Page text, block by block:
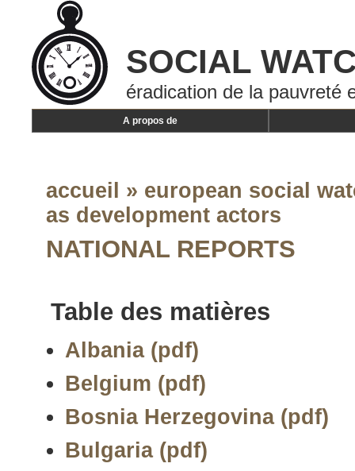
SOCIAL
éradication de la pauvreté
A propos de
accueil » european social
as development actors
NATIONAL REPORTS
Table des matières
Albania (pdf)
Belgium (pdf)
Bosnia Herzegovina (pdf)
Bulgaria (pdf)